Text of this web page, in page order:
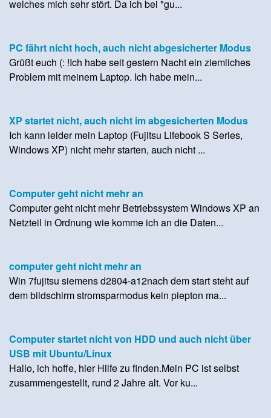
welches mich sehr stört. Da ich bei "gu...
PC fährt nicht hoch, auch nicht abgesicherter Modus
Grüßt euch (: !Ich habe seit gestern Nacht ein ziemliches
Problem mit meinem Laptop. Ich habe mein...
XP startet nicht, auch nicht im abgesicherten Modus
Ich kann leider mein Laptop (Fujitsu Lifebook S Series,
Windows XP) nicht mehr starten, auch nicht ...
Computer geht nicht mehr an
Computer geht nicht mehr Betriebssystem Windows XP an
Netzteil in Ordnung wie komme ich an die Daten...
computer geht nicht mehr an
Win 7fujitsu siemens d2804-a12nach dem start steht auf
dem bildschirm stromsparmodus kein piepton ma...
Computer startet nicht von HDD und auch nicht über
USB mit Ubuntu/Linux
Hallo, ich hoffe, hier Hilfe zu finden.Mein PC ist selbst
zusammengestellt, rund 2 Jahre alt. Vor ku...